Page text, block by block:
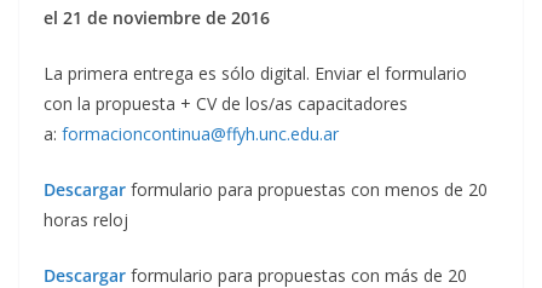
el 21 de noviembre de 2016
La primera entrega es sólo digital. Enviar el formulario
con la propuesta + CV de los/as capacitadores
a: formacioncontinua@ffyh.unc.edu.ar
Descargar formulario para propuestas con menos de 20
horas reloj
Descargar formulario para propuestas con más de 20